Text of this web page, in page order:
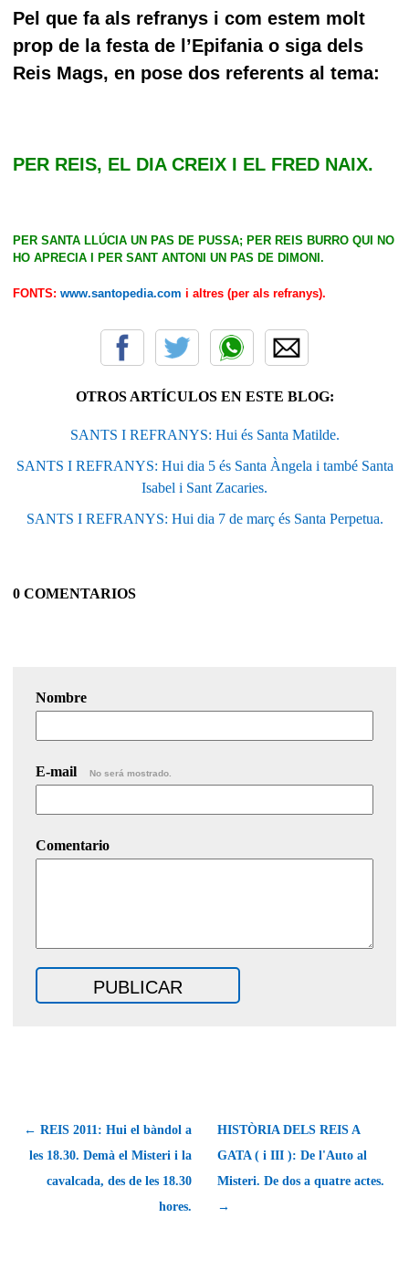
Pel que fa als refranys i com estem molt
prop de la festa de l’Epifania o siga dels
Reis Mags, en pose dos referents al tema:
PER REIS, EL DIA CREIX I EL FRED NAIX.
PER SANTA LLÚCIA UN PAS DE PUSSA; PER REIS BURRO QUI NO
HO APRECIA I PER SANT ANTONI UN PAS DE DIMONI.
FONTS: www.santopedia.com i altres (per als refranys).
OTROS ARTÍCULOS EN ESTE BLOG:
SANTS I REFRANYS: Hui és Santa Matilde.
SANTS I REFRANYS: Hui dia 5 és Santa Àngela i també Santa
Isabel i Sant Zacaries.
SANTS I REFRANYS: Hui dia 7 de març és Santa Perpetua.
0 COMENTARIOS
Nombre
E-mail No será mostrado.
Comentario
← REIS 2011: Hui el bàndol a
les 18.30. Demà el Misteri i la
cavalcada, des de les 18.30
hores.
HISTÒRIA DELS REIS A
GATA ( i III ): De l'Auto al
Misteri. De dos a quatre actes.
→